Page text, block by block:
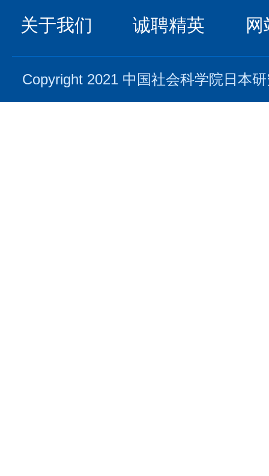
关于我们 诚聘精英
Copyright 2021 中国社会科学院日本